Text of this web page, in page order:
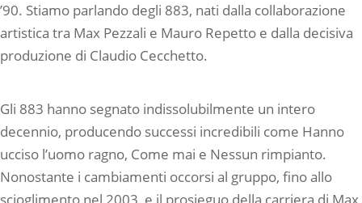
’90. Stiamo parlando degli 883, nati dalla collaborazione
artistica tra Max Pezzali e Mauro Repetto e dalla decisiva
produzione di Claudio Cecchetto.
Gli 883 hanno segnato indissolubilmente un intero
decennio, producendo successi incredibili come Hanno
ucciso l’uomo ragno, Come mai e Nessun rimpianto.
Nonostante i cambiamenti occorsi al gruppo, fino allo
scioglimento nel 2003, e il prosieguo della carriera di Max